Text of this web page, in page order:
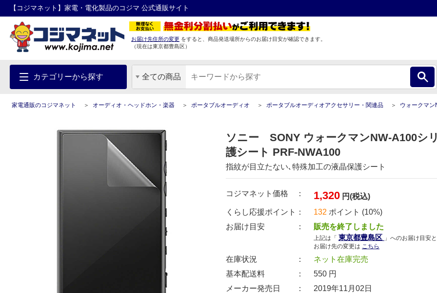
【コジマネット】家電・電化製品のコジマ 公式通販サイト
お届け先住所の変更 をすると、商品発送場所からのお届け目安が確認できます。
（現在は東京都豊島区）
カテゴリーから探す 全ての商品
家電通販のコジマネット オーディオ・ヘッドホン・楽器 ポータブルオーディオ ポータブルオーディオアクセサリー・関連品 ウォークマンNW-A100シリーズ 液
ソニー SONY ウォークマンNW-A100シ
護シート PRF-NWA100
指紋が目立たない､特殊加工の液晶保護シート
コジマネット価格 ： 1,320 円(税込)
くらし応援ポイント：
132 ポイント (10%)
お届け目安 ：
販売を終了しました
上記は「 東京都豊島区 」へのお届け目安
お届け先の変更は こちら
在庫状況 ：
ネット在庫完売
基本配送料 ：
550 円
メーカー発売日 ：
2019年11月02日